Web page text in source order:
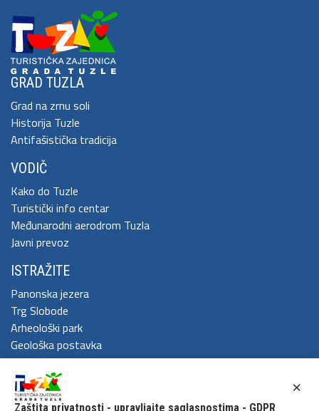
GRAD TUZLA
Grad na zrnu soli
Historija Tuzle
Antifašistička tradicija
VODIČ
Kako do Tuzle
Turistički info centar
Međunarodni aerodrom Tuzla
Javni prevoz
ISTRAŽITE
Panonska jezera
Trg Slobode
Arheološki park
Geološka postavka
DOŽIVITE
Festival Kaleidoskop
Zaštita privatnosti - upravljajte saglasnostima - GDPR
×